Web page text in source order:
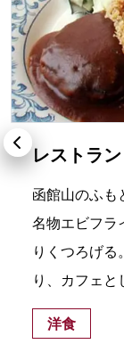
レストラ
函館山のふも
名物エビフラ
りくつろげ
り、カフェと
洋食